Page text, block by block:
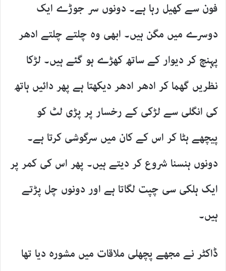
فون سے کھیل رہا ہے۔ دونوں سر جوڑے ایک
دوسرے میں مگن ہیں۔ ابھی وہ چلتے چلتے ادھر
پہنچ کر دیوار کے ساتھ کھڑے ہو گئے ہیں۔ لڑکا
نظریں گھما کر ادھر ادھر دیکھتا ہے پھر دائیں ہاتھ
کی انگلی سے لڑکی کے رخسار پر پڑی لٹ کو
پیچھے ہٹا کر اس کے کان میں سرگوشی کرتا ہے۔
دونوں ہنسنا شروع کر دیتے ہیں۔ پھر اس کی کمر پر
ایک ہلکی سی چپت لگاتا ہے اور دونوں چل پڑتے
ہیں۔
ڈاکٹر نے مجھے پچھلی ملاقات میں مشورہ دیا تھا